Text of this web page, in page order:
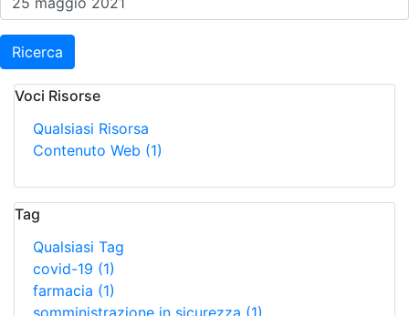
Ricerca
Voci Risorse
Qualsiasi Risorsa
Contenuto Web (1)
Tag
Qualsiasi Tag
covid-19 (1)
farmacia (1)
somministrazione in sicurezza (1)